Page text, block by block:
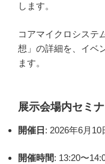
します。
コアマイクロシステ
想」の詳細を、イベ
ます。
展示会場内セミ
開催日 : 2026年6月10
開催時間: 13:20〜